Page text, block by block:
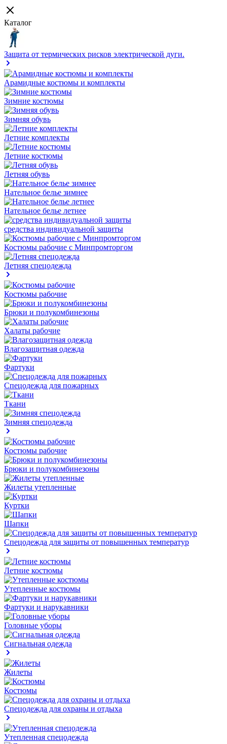
Каталог
Защита от термических рисков электрической дуги.
Арамидные костюмы и комплекты
Зимние костюмы
Зимняя обувь
Летние комплекты
Летние костюмы
Летняя обувь
Нательное белье зимнее
Нательное белье летнее
средства индивидуальной защиты
Костюмы рабочие с Минпромторгом
Летняя спецодежда
Костюмы рабочие
Брюки и полукомбинезоны
Халаты рабочие
Влагозащитная одежда
Фартуки
Спецодежда для пожарных
Ткани
Зимняя спецодежда
Костюмы рабочие
Брюки и полукомбинезоны
Жилеты утепленные
Куртки
Шапки
Спецодежда для защиты от повышенных температур
Летние костюмы
Утепленные костюмы
Фартуки и нарукавники
Головные уборы
Сигнальная одежда
Жилеты
Костюмы
Спецодежда для охраны и отдыха
Утепленная спецодежда